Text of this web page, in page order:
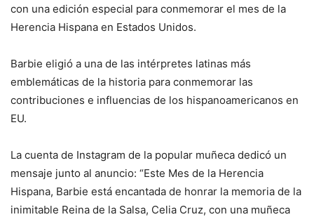
con una edición especial para conmemorar el mes de la
Herencia Hispana en Estados Unidos.
Barbie eligió a una de las intérpretes latinas más
emblemáticas de la historia para conmemorar las
contribuciones e influencias de los hispanoamericanos en
EU.
La cuenta de Instagram de la popular muñeca dedicó un
mensaje junto al anuncio: “Este Mes de la Herencia
Hispana, Barbie está encantada de honrar la memoria de la
inimitable Reina de la Salsa, Celia Cruz, con una muñeca